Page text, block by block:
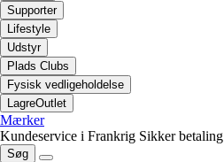
Supporter
Lifestyle
Udstyr
Plads Clubs
Fysisk vedligeholdelse
LagreOutlet
Mærker
Kundeservice i Frankrig Sikker betaling
Søg